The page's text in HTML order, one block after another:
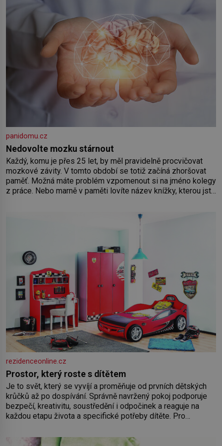
panidomu.cz
Nedovolte mozku stárnout
Každý, komu je přes 25 let, by měl pravidelně procvičovat
mozkové závity. V tomto období se totiž začíná zhoršovat
paměť. Možná máte problém vzpomenout si na jméno kolegy
z práce. Nebo marně v paměti lovíte název knížky, kterou jste
rezidenceonline.cz
Prostor, který roste s dítětem
Je to svět, který se vyvíjí a proměňuje od prvních dětských
krůčků až po dospívání. Správně navržený pokoj podporuje
bezpečí, kreativitu, soustředění i odpočinek a reaguje na
každou etapu života a specifické potřeby dítěte. Pro
by pokoj miminka měl působit především klidně a útulně.